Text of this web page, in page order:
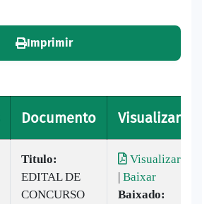
Imprimir
Documento Visualizar
Titulo:
EDITAL DE
CONCURSO
Visualizar
| Baixar
Baixado: